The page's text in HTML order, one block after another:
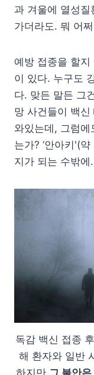
과 겨울에 열성
가더라도. 뭐 어
예방 접종을 할
이 있다. 누구도
다. 맞든 말든 그
망 사건들이 백
와있는데, 그럼
는가? ‘안아키'(
지가 되는 수밖에.
독감 백신 접종
해 환자와 일반
하지만 그 불안은